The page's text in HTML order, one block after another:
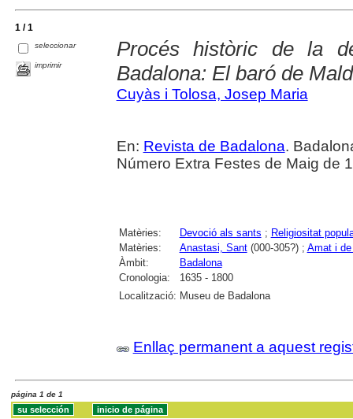
1 / 1
seleccionar
imprimir
Procés històric de la
Badalona: El baró de
Cuyàs i Tolosa, Josep Maria
En: Revista de Badalona.
Número Extra Festes de Maig de
Matèries: Devoció als sants ; Religiositat
Matèries:
Anastasi, Sant(000-305?) ; Amat i
Àmbit:
Badalona
Cronologia:
1635 - 1800
Localització: Museu de Badalona
Enllaç permanent a aquest
página 1 de 1